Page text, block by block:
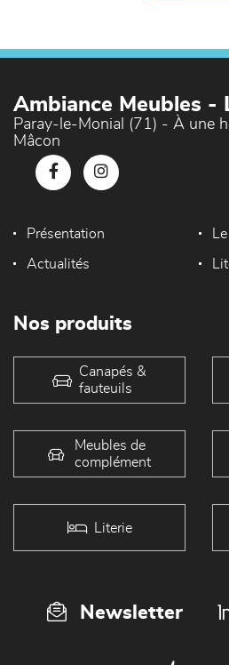
Ambiance Meubles -
Paray-le-Monial (71) - À une
Mâcon
Présentation
Actualités
Nos produits
Canapés &
fauteuils
Meubles de
complément
Literie
Newsletter